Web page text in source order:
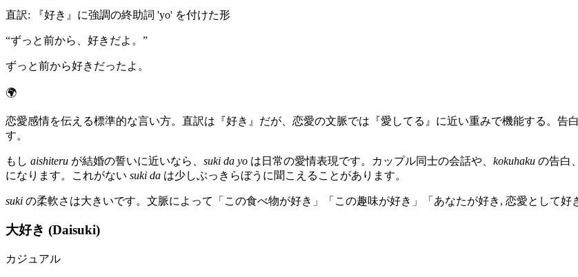
直訳: 『好き』に強調の終助詞 'yo' を付けた形
“ずっと前から、好きだよ。 ”
ずっと前から好きだったよ。
🌍
恋愛感情を伝える標準的な言い方。直訳は『好き』だが、恋愛の文脈では『愛してる』に近い重みで機能する。告
す。
もし aishiteru が結婚の誓いに近いなら、 suki da yo は日常の愛情表現です。カップル同士の会話や、 kokuhaku の告白
になります。これがない suki da は少しぶっきらぼうに聞こえることがあります。
suki の柔軟さは大きいです。文脈によって「この食べ物が好き」「この趣味が好き」「あなたが好き, 恋愛として
大好き (Daisuki)
カジュアル